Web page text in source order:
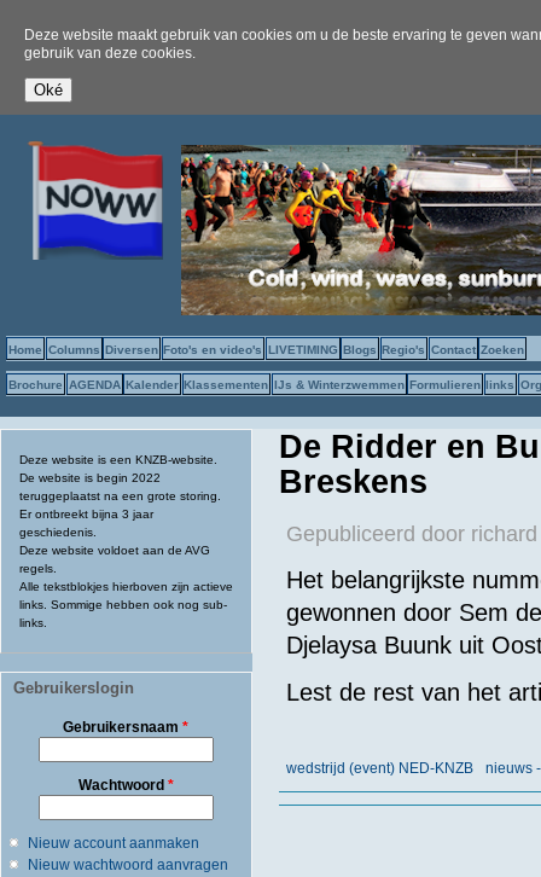
Deze website maakt gebruik van cookies om u de beste ervaring te geven
gebruik van deze cookies.
Home Columns Diversen Foto's en video's LIVETIMING Blogs Regio's Contact Zoeken
Brochure AGENDA Kalender Klassementen IJs & Winterzwemmen Formulieren links
Deze website is een KNZB-website.
De website is begin 2022
teruggeplaatst na een grote storing.
Er ontbreekt bijna 3 jaar
geschiedenis.
Deze website voldoet aan de AVG
regels.
Alle tekstblokjes hierboven zijn actieve
links. Sommige hebben ook nog sub-
links.
Gebruikerslogin
Gebruikersnaam*
Wachtwoord *
Nieuw account aanmaken
Nieuw wachtwoord aanvragen
De Ridder en
Breskens
Gepubliceerd door
Het belangrijkste
gewonnen door Sem
Djelaysa Buunk uit
Lest de rest van het
wedstrijd (event) NED-KNZB nieuws